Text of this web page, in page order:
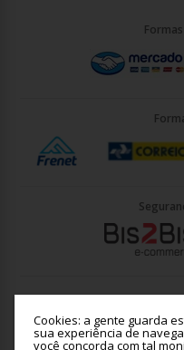
Cookies: a gente guarda
sua experiência de
você concorda com tal
João José Rodrigues